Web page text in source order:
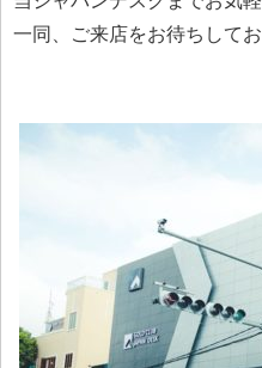
一同、ご来店をお待ちしてお